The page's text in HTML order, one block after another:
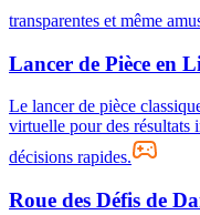
transparentes et même
Lancer de Pièce en
Le lancer de pièce
virtuelle pour des
décisions rapides.
Roue des Défis de